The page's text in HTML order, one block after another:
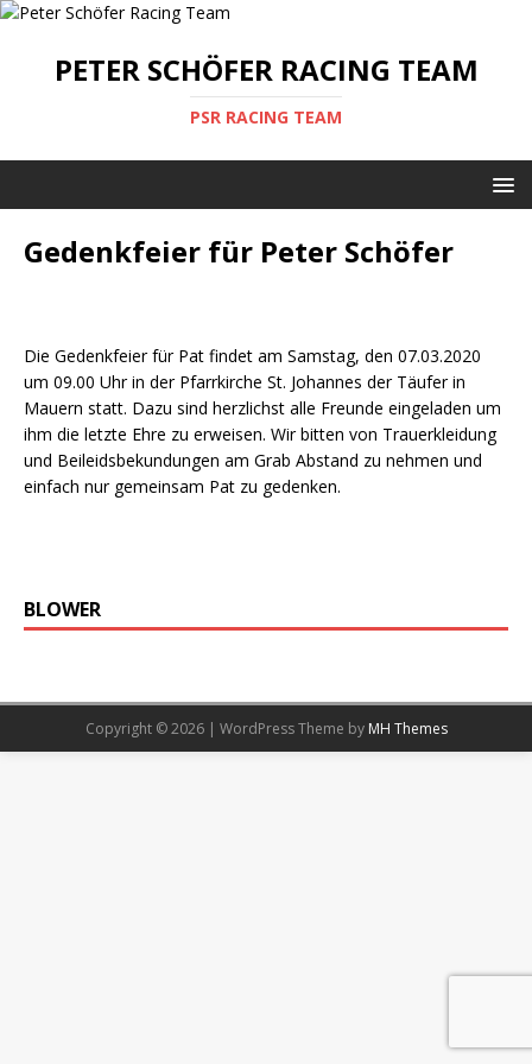
PETER SCHÖFER RACING TEAM
PSR RACING TEAM
Gedenkfeier für Peter Schöfer
Die Gedenkfeier für Pat findet am Samstag, den 07.03.2020
um 09.00 Uhr in der Pfarrkirche St. Johannes der Täufer in
Mauern statt. Dazu sind herzlichst alle Freunde eingeladen um
ihm die letzte Ehre zu erweisen. Wir bitten von Trauerkleidung
und Beileidsbekundungen am Grab Abstand zu nehmen und
einfach nur gemeinsam Pat zu gedenken.
BLOWER
Copyright © 2026 | WordPress Theme by MH Themes